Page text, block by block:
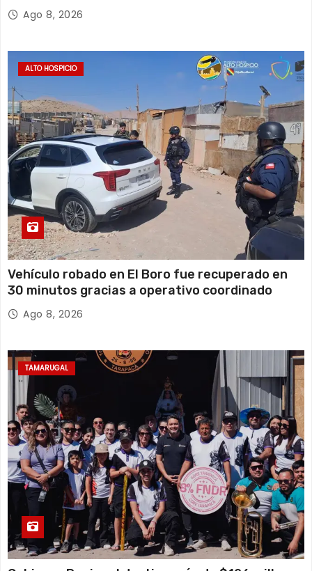
Ago 8, 2026
ALTO HOSPICIO
Vehículo robado en El Boro fue recuperado en
30 minutos gracias a operativo coordinado
Ago 8, 2026
TAMARUGAL